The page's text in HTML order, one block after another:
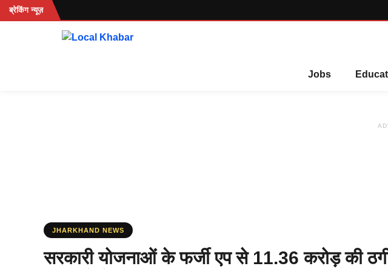
Skip
to
ब्रेकिंग न्यूज़
Jobs
JHARKHAND NEWS
सरकारी योजनाओं के फर्जी एप से 11.36 करोड़ की